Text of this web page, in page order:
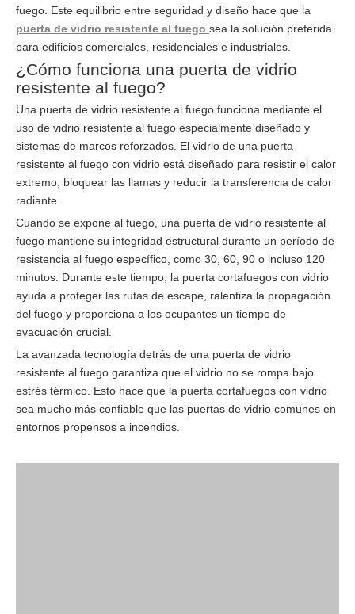
fuego. Este equilibrio entre seguridad y diseño hace que la
puerta de vidrio resistente al fuego sea la solución preferida
para edificios comerciales, residenciales e industriales.
¿Cómo funciona una puerta de vidrio
resistente al fuego?
Una puerta de vidrio resistente al fuego funciona mediante el
uso de vidrio resistente al fuego especialmente diseñado y
sistemas de marcos reforzados. El vidrio de una puerta
resistente al fuego con vidrio está diseñado para resistir el calor
extremo, bloquear las llamas y reducir la transferencia de calor
radiante.
Cuando se expone al fuego, una puerta de vidrio resistente al
fuego mantiene su integridad estructural durante un período de
resistencia al fuego específico, como 30, 60, 90 o incluso 120
minutos. Durante este tiempo, la puerta cortafuegos con vidrio
ayuda a proteger las rutas de escape, ralentiza la propagación
del fuego y proporciona a los ocupantes un tiempo de
evacuación crucial.
La avanzada tecnología detrás de una puerta de vidrio
resistente al fuego garantiza que el vidrio no se rompa bajo
estrés térmico. Esto hace que la puerta cortafuegos con vidrio
sea mucho más confiable que las puertas de vidrio comunes en
entornos propensos a incendios.